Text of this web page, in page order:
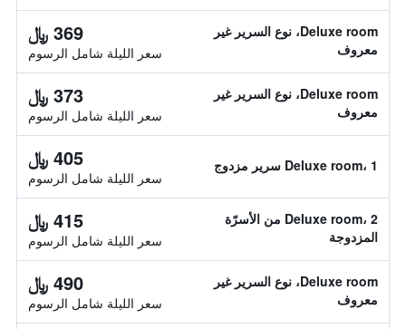
Deluxe room، نوع السرير غير
معروف
369 ﷼
سعر الليلة شامل الرسوم
Deluxe room، نوع السرير غير
معروف
373 ﷼
سعر الليلة شامل الرسوم
Deluxe room، 1 سرير مزدوج 405 ﷼
سعر الليلة شامل الرسوم
Deluxe room، 2 من الأسرّة
المزدوجة
415 ﷼
سعر الليلة شامل الرسوم
Deluxe room، نوع السرير غير
معروف
490 ﷼
سعر الليلة شامل الرسوم